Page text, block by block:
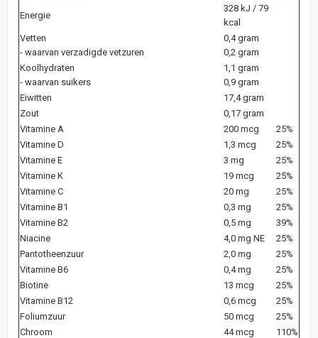
Energie
328 kJ / 79
kcal
Vetten
- waarvan verzadigde vetzuren
0,4 gram
0,2 gram
Koolhydraten
- waarvan suikers
1,1 gram
0,9 gram
Eiwitten
17,4 gram
Zout
0,17 gram
Vitamine A
200 mcg
25%
Vitamine D
1,3 mcg
25%
Vitamine E
3 mg
25%
Vitamine K
19 mcg
25%
Vitamine C
20 mg
25%
Vitamine B1
0,3 mg
25%
Vitamine B2
0,5 mg
39%
Niacine
4,0 mg NE
25%
Pantotheenzuur
2,0 mg
25%
Vitamine B6
0,4 mg
25%
Biotine
13 mcg
25%
Vitamine B12
0,6 mcg
25%
Foliumzuur
50 mcg
25%
Chroom
44 mcg
110%